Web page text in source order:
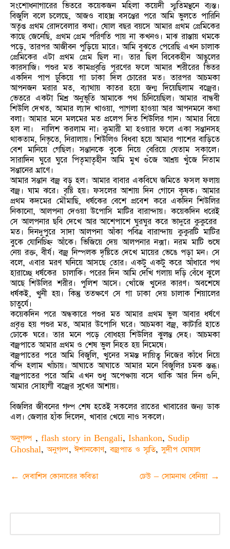
সংশোধনাগারের ভিতরে কয়েকজন মহিলা কয়েদী স্মৃতিমন্থনে ব্যস্ত।
বিজুলি বলে চলেছে, আজও বাহান্ন বসন্তের পরে আমি ভুলতে পারিনি
অতৃপ্ত প্রথম রোদবেলার কথা। ষোল বছর বয়সে আমার প্রথম প্রেমিকের
কাছে জেনেছি, প্রথম প্রেম পরিণতি পায় না কখনও। মাঝ রাস্তায় থমকে
পড়ে, তারপর আজীবন পুড়িয়ে মারে। আমি বুঝতে পেরেছি এখন চালাক
প্রেমিকের এটা প্রথম প্রেম ছিল না। তার ছিল বিবেকহীন আঙুলের
কারসাজি। পশুর মত কামপ্রবৃত্তি পূরণের ফলে আমার শরীরের ভিতর
একদিন পাপ ঢুকিয়ে গা ঢাকা দিল চোরের মত। তারপর আচমকা
আপনজন মরার মত, ব্যাথায় কাতর হয়ে জন্ম দিয়েছিলাম বজ্রের।
ভেতরে একটা মিশ্র অনুভূতি আমাকে পথ চিনিয়েছিল। আমার বান্ধবী
শিউলি দেখত, আমার ল্যাদ খাওয়া, পাগলা হাওয়া আর আপনমনে কথা
বলা। আমার মনে মলমের মত প্রলেপ দিত শিউলির গান। আমার বিয়ে
হল না। নালিশ করলাম না। কুমারী মা হওয়ার ফলে একা সন্তানসহ
থাকতাম, নিভৃতে, নিরালায়। শিউলিও বিধবা হয়ে আমার পাশের বাড়িতে
বেশ মানিয়ে গেছিল। সন্তানকে বুকে নিয়ে বেরিয়ে যেতাম সকালে।
সারাদিন ঘুরে ঘুরে পিতৃমাতৃহীন আমি মুখ গুঁজে আশ্রয় খুঁজে নিতাম
সন্তানের ঘ্রাণে।
আমার সন্তান বজ্র বড় হল। আমার বাবার একবিঘে জমিতে ফসল ফলায়
বজ্র। ঘাম ঝরে। বৃষ্টি হয়। ফসলের আশায় দিন গোনে কৃষক। আমার
প্রথম কদমের মৌমাছি, ধর্ষকের বেশে প্রবেশ করে একদিন শিউলির
নিকানো, আলপনা দেওয়া উপোসি মাটির বারান্দায়। কয়েকদিন ধরেই
সে আলপনার ছবি দেখে আর আশেপাশে ঘুরঘুর করে ভাদুরে কুকুরের
মত। দিনদুপুরে সাদা আলপনা আঁকা পবিত্র বারান্দায় কুকুরটি মাটির
বুকে যোনিচিহ্ন আঁকে। ভিজিয়ে দেয় আলপনার নক্সা। নরম মাটি শুষে
নেয় রক্ত, বীর্য। বজ্র নিস্পলক দৃষ্টিতে দেখে মায়ের ভেঙে পড়া মন। সে
বলে, এবার মরণ ঘনিয়ে আসছে তোর। একটু একটু করে আঁধারে পথ
হারাচ্ছে ধর্ষকের চালাকি। পরের দিন আমি দেখি গলায় দড়ি বেঁধে ঝুলে
আছে শিউলির শরীর। পুলিশ আসে। খোঁজে খুনের কারণ। অবশেষে
ধর্ষকই, খুনী হয়। কিন্তু ততক্ষণে সে গা ঢাকা দেয় চালাক শিয়ালের
চাতুর্যে।
কয়েকদিন পরে অন্ধকারে পশুর মত আমার প্রথম ভুল আবার ধর্ষণে
প্রবৃত্ত হয় পশুর মত, আমার উপোসি ঘরে। আচমকা বজ্র, কাটারি হাতে
ঢোকে ঘরে। তার মনে পড়ে বোধহয় শিউলির ঝুলন্ত দেহ। আচমকা
বজ্রপাতে আমার প্রথম ও শেষ ভুল নিহত হয় নিমেষে।
বজ্রপাতের পরে আমি বিজুলি, খুনের সমস্ত দায়িত্ব নিজের কাঁধে নিয়ে
বন্দি হলাম খাঁচায়। আঘাতে আঘাতে আমার মনে বিজুলির চমক স্তব্ধ।
বজ্রপাতের পরে আমি এখন শুধু অপেক্ষায় বসে থাকি আর দিন গুনি,
আমার সোহাগী বজ্রের সুখের আশায়।
বিজলির জীবনের গল্প শেষ হতেই সকলের রাতের খাবারের জন্য ডাক
এল। জেলার হাঁক দিলেন, খাবার খেয়ে নাও সকলে।
অনুগল্প , flash story in Bengali, Ishankon, Sudip
Ghoshal,অনুগল্প,ঈশানকোণ,বজ্রপাত ও স্মৃতি,সুদীপ ঘোষাল
Post
← দেবাশিস কোনারের কবিতা ঢেউ – সোমনাথ বেনিয়া →